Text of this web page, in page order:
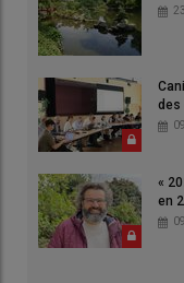
des
«
en